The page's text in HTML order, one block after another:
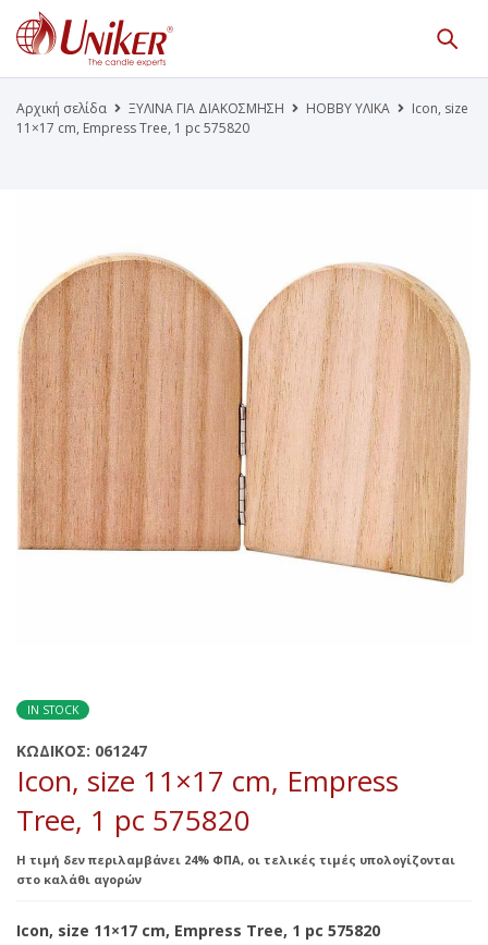
Κατάλογος Προϊόντων
Γίνε Συνεργάτης μας
Αρχική σελίδα ΞΥΛΙΝΑ ΓΙΑ ΔΙΑΚΟΣΜΗΣΗ HOBBY ΥΛΙΚΑ
Icon, size
11×17 cm, Empress Tree, 1 pc 575820
IN STOCK
ΚΩΔΙΚΟΣ: 061247
Icon, size 11×17 cm, Empress
Tree, 1 pc 575820
Η τιμή δεν περιλαμβάνει 24% ΦΠΑ, οι τελικές τιμές υπολογίζονται
στο καλάθι αγορών
Icon, size 11×17 cm, Empress Tree, 1 pc 575820